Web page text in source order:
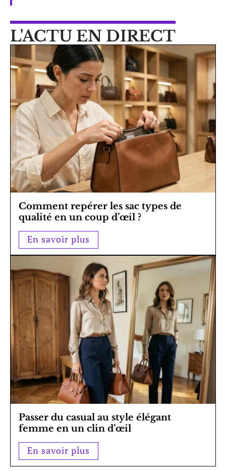
L'ACTU EN DIRECT
Comment repérer les sac types de
qualité en un coup d’œil ?
En savoir plus
Passer du casual au style élégant
femme en un clin d’œil
En savoir plus